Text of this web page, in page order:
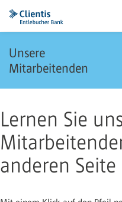
Unsere
Mitarbeitenden
Lernen Sie
anderen